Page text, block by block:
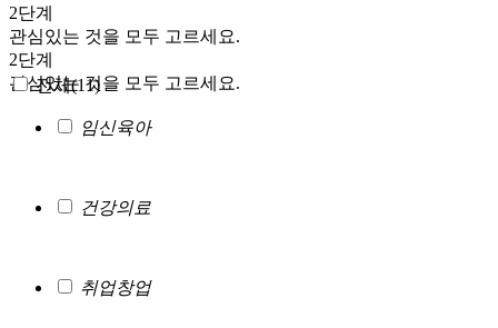
2단계
관심있는 것을 모두 고르세요.
2단계
관심있는 것을 모두 고르세요.
전체(11)
임신육아
건강의료
취업창업